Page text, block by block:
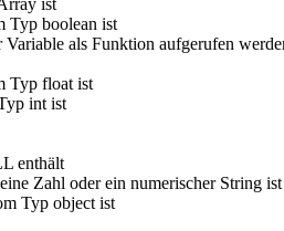
Typ boolean ist
als Funktion aufgerufen
Typ float ist
int ist
enthält
Zahl oder ein numerischer String ist
Typ object ist